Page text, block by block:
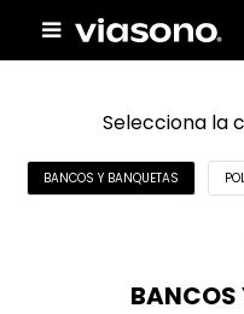

Selecciona la
BANCOS Y BANQUETAS
BANCOS